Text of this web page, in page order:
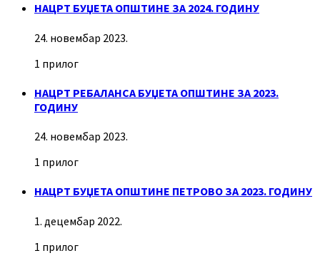
НАЦРТ БУЏЕТА ОПШТИНЕ ЗА 2024. ГОДИНУ
24. новембар 2023.
1 прилог
НАЦРТ РЕБАЛАНСА БУЏЕТА ОПШТИНЕ ЗА 2023.
ГОДИНУ
24. новембар 2023.
1 прилог
НАЦРТ БУЏЕТА ОПШТИНЕ ПЕТРОВО ЗА 2023. ГОДИНУ
1. децембар 2022.
1 прилог